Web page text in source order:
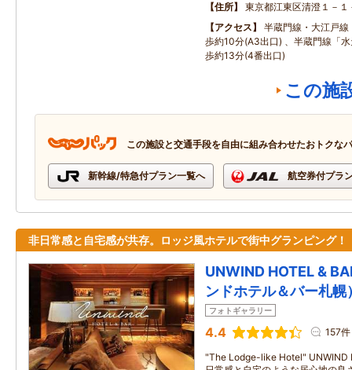
住所
東京都江東区清澄１－１
アクセス
半蔵門線・大江戸
歩約10分(A3出口) 、半蔵門線「
歩約13分(4番出口)
この施
この施設と交通手段を自由に組み合わせたおトクな
新幹線/特急付プラン一覧へ 航空券付プラ
非日常感と自宅感が共存。ロッジ風ホテルで街中グランピング！
UNWIND HOTEL &
ンドホテル＆バー札幌
フォトギャラリー
4.4 157件
"The Lodge-like Hotel" UNWIND